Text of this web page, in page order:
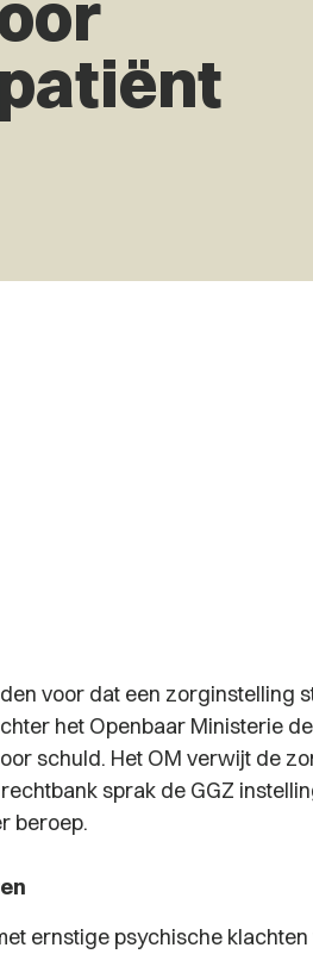
voor dat een zorginstelling
het Openbaar Ministerie
schuld. Het OM verwijt de
sprak de GGZ
beroep.
ernstige psychische